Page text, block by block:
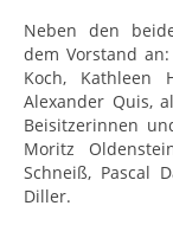
Neben den
dem Vorstand
Koch, Kathleen
Alexander Quis,
Beisitzerinnen
Moritz
Schneiß, Pascal
Diller.